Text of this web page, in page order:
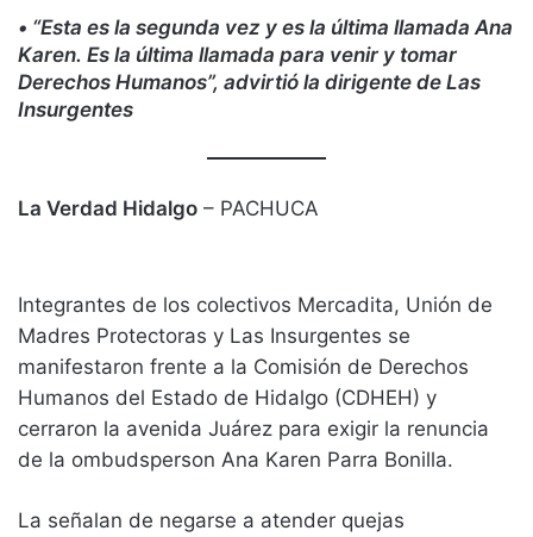
• “Esta es la segunda vez y es la última llamada Ana
Karen. Es la última llamada para venir y tomar
Derechos Humanos”, advirtió la dirigente de Las
Insurgentes
La Verdad Hidalgo – PACHUCA
Integrantes de los colectivos Mercadita, Unión de
Madres Protectoras y Las Insurgentes se
manifestaron frente a la Comisión de Derechos
Humanos del Estado de Hidalgo (CDHEH) y
cerraron la avenida Juárez para exigir la renuncia
de la ombudsperson Ana Karen Parra Bonilla.
La señalan de negarse a atender quejas